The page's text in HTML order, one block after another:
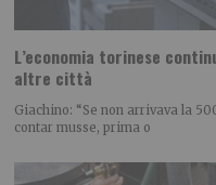
L’economia torinese
altre città
Giachino: “Se non arrivava la
contar musse, prima o